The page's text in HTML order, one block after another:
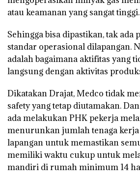
atau keamanan yang sangat tinggi.
Sehingga bisa dipastikan, tak ada
standar operasional dilapangan.
adalah bagaimana aktifitas yang
langsung dengan aktivitas
Dikatakan Drajat, Medco tidak
safety yang tetap diutamakan.
ada melakukan PHK pekerja
menurunkan jumlah tenaga kerja
lapangan untuk memastikan
memiliki waktu cukup untuk
mandiri di rumah minimum 14